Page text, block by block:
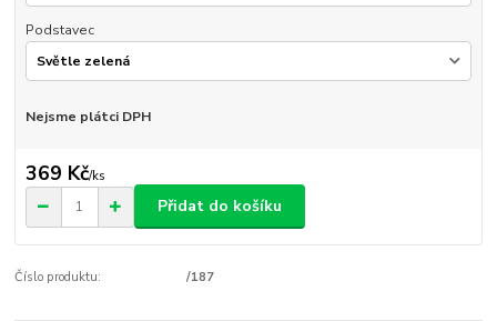
Podstavec
Nejsme plátci DPH
369 Kč/ks
Přidat do košíku
Číslo produktu: /187